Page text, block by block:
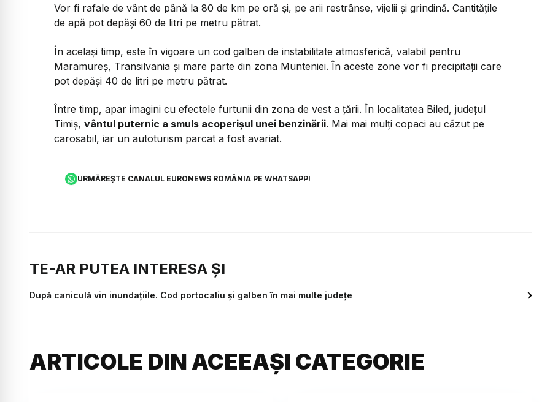
Vor fi rafale de vânt de până la 80 de km pe oră și, pe arii restrânse, vijelii și grindină. Cantitățile
de apă pot depăși 60 de litri pe metru pătrat.
În același timp, este în vigoare un cod galben de instabilitate atmosferică, valabil pentru
Maramureș, Transilvania și mare parte din zona Munteniei. În aceste zone vor fi precipitații care
pot depăși 40 de litri pe metru pătrat.
Între timp, apar imagini cu efectele furtunii din zona de vest a țării. În localitatea Biled, județul
Timiș, vântul puternic a smuls acoperișul unei benzinării. Mai mai mulți copaci au căzut pe
carosabil, iar un autoturism parcat a fost avariat.
URMĂREȘTE CANALUL EURONEWS ROMÂNIA PE WHATSAPP!
TE-AR PUTEA INTERESA ȘI
După caniculă vin inundațiile. Cod portocaliu și galben în mai multe județe
ARTICOLE DIN ACEEAȘI CATEGORIE